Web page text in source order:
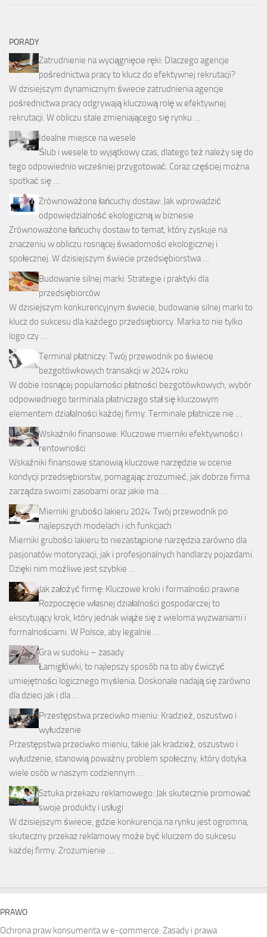
PORADY
Zatrudnienie na wyciągnięcie ręki: Dlaczego agencje
pośrednictwa pracy to klucz do efektywnej rekrutacji?
W dzisiejszym dynamicznym świecie zatrudnienia agencje
pośrednictwa pracy odgrywają kluczową rolę w efektywnej
rekrutacji. W obliczu stale zmieniającego się rynku …
Idealne miejsce na wesele
Ślub i wesele to wyjątkowy czas, dlatego też należy się do
tego odpowiednio wcześniej przygotować. Coraz częściej można
spotkać się …
Zrównoważone łańcuchy dostaw: Jak wprowadzić
odpowiedzialność ekologiczną w biznesie
Zrównoważone łańcuchy dostaw to temat, który zyskuje na
znaczeniu w obliczu rosnącej świadomości ekologicznej i
społecznej. W dzisiejszym świecie przedsiębiorstwa …
Budowanie silnej marki: Strategie i praktyki dla
przedsiębiorców
W dzisiejszym konkurencyjnym świecie, budowanie silnej marki to
klucz do sukcesu dla każdego przedsiębiorcy. Marka to nie tylko
logo czy …
Terminal płatniczy: Twój przewodnik po świecie
bezgotówkowych transakcji w 2024 roku
W dobie rosnącej popularności płatności bezgotówkowych, wybór
odpowiedniego terminala płatniczego stał się kluczowym
elementem działalności każdej firmy. Terminale płatnicze nie …
Wskaźniki finansowe: Kluczowe mierniki efektywności i
rentowności
Wskaźniki finansowe stanowią kluczowe narzędzie w ocenie
kondycji przedsiębiorstw, pomagając zrozumieć, jak dobrze firma
zarządza swoimi zasobami oraz jakie ma …
Mierniki grubości lakieru 2024: Twój przewodnik po
najlepszych modelach i ich funkcjach
Mierniki grubości lakieru to niezastąpione narzędzia zarówno dla
pasjonatów motoryzacji, jak i profesjonalnych handlarzy pojazdami.
Dzięki nim możliwe jest szybkie …
Jak założyć firmę: Kluczowe kroki i formalności prawne
Rozpoczęcie własnej działalności gospodarczej to
ekscytujący krok, który jednak wiąże się z wieloma wyzwaniami i
formalnościami. W Polsce, aby legalnie …
Gra w sudoku – zasady
Łamigłówki, to najlepszy sposób na to aby ćwiczyć
umiejętności logicznego myślenia. Doskonale nadają się zarówno
dla dzieci jak i dla …
Przestępstwa przeciwko mieniu: Kradzież, oszustwo i
wyłudzenie
Przestępstwa przeciwko mieniu, takie jak kradzież, oszustwo i
wyłudzenie, stanowią poważny problem społeczny, który dotyka
wiele osób w naszym codziennym …
Sztuka przekazu reklamowego: Jak skutecznie promować
swoje produkty i usługi
W dzisiejszym świecie, gdzie konkurencja na rynku jest ogromna,
skuteczny przekaz reklamowy może być kluczem do sukcesu
każdej firmy. Zrozumienie …
PRAWO
Ochrona praw konsumenta w e-commerce: Zasady i prawa